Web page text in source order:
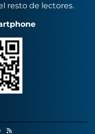
resto de lectores.